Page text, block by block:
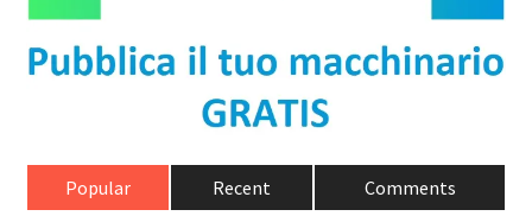
Popular Recent Comments